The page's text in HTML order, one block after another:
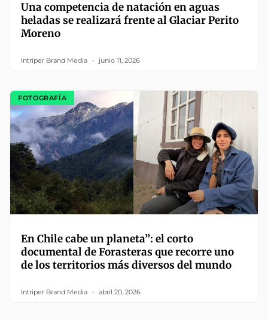
Una competencia de natación en aguas
heladas se realizará frente al Glaciar Perito
Moreno
Intriper Brand Media junio 11, 2026
FOTOGRAFÍA
En Chile cabe un planeta”: el corto
documental de Forasteras que recorre uno
de los territorios más diversos del mundo
Intriper Brand Media abril 20, 2026